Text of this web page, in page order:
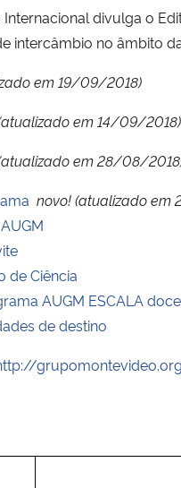
divulga o
intercâmbio no âmbito
em 19/09/2018)
em 14/09/2018)
em 28/08/
novo! (atualizado
de Ciência
AUGM ESCALA
de destino